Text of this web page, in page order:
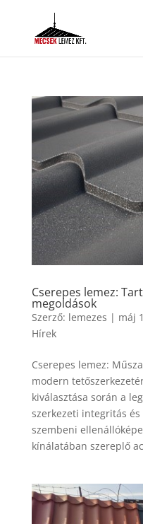
Cserepes lemez:
megoldások
Szerző: lemezes | máj
Hírek
Cserepes lemez:
modern
kiválasztása során a
szerkezeti integritás
szembeni
kínálatában szereplő